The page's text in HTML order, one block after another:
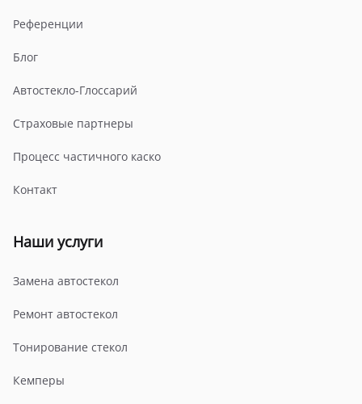
Референции
Блог
Автостекло-Глоссарий
Страховые партнеры
Процесс частичного каско
Контакт
Наши услуги
Замена автостекол
Ремонт автостекол
Тонирование стекол
Кемперы